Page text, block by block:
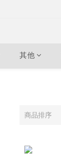
其他
商品排序